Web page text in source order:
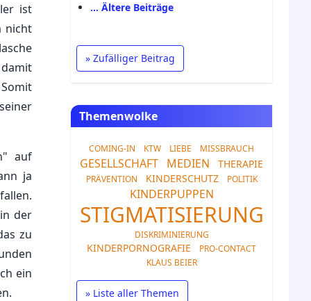
ist
nicht
auf
ja
der
zu
ein
… Ältere Beiträge
» Zufälliger Beitrag
Themenwolke
COMING-IN KTW LIEBE MISSBRAUCH
GESELLSCHAFT MEDIEN THERAPIE
PRÄVENTION KINDERSCHUTZ POLITIK
KINDERPUPPEN
STIGMATISIERUNG
DISKRIMINIERUNG
KINDERPORNOGRAFIE
PRO-CONTACT
KLAUS BEIER
» Liste aller Themen